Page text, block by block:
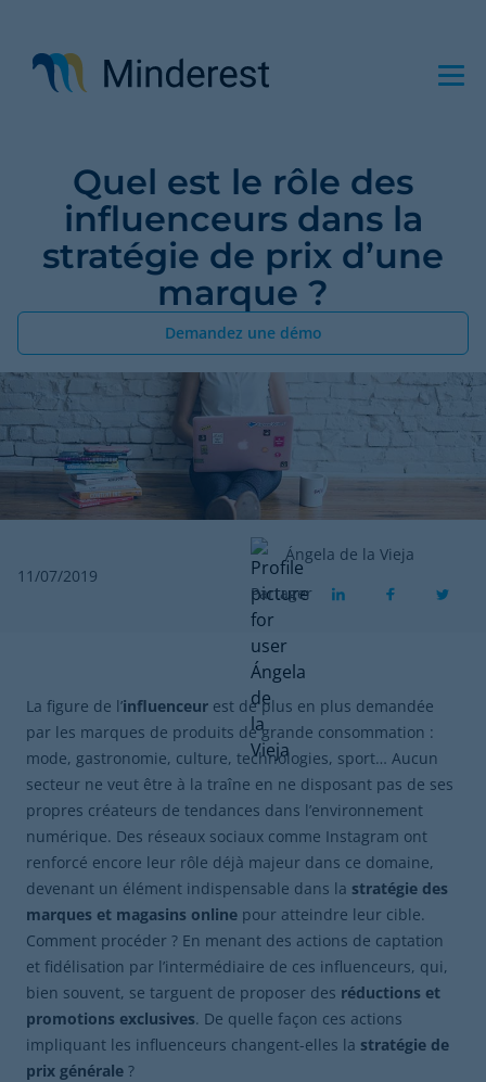
contenu
principal
Quel est le rôle des
influenceurs dans la
stratégie de prix d’une
marque ?
Demandez une démo
11/07/2019
Ángela de la Vieja
Partager
La figure de l’influenceur est de plus en plus demandée
par les marques de produits de grande consommation :
mode, gastronomie, culture, technologies, sport… Aucun
secteur ne veut être à la traîne en ne disposant pas de ses
propres créateurs de tendances dans l’environnement
numérique. Des réseaux sociaux comme Instagram ont
renforcé encore leur rôle déjà majeur dans ce domaine,
devenant un élément indispensable dans la stratégie des
marques et magasins online pour atteindre leur cible.
Comment procéder ? En menant des actions de captation
et fidélisation par l’intermédiaire de ces influenceurs, qui,
bien souvent, se targuent de proposer des réductions et
promotions exclusives. De quelle façon ces actions
impliquant les influenceurs changent-elles la stratégie de
prix générale ?